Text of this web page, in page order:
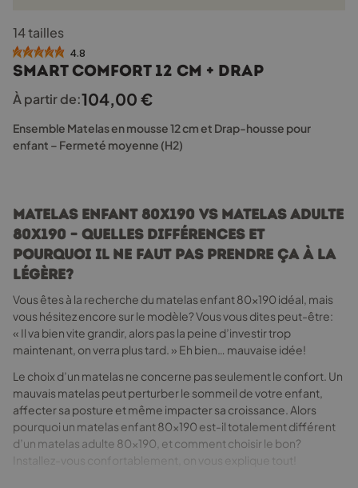
produit
a
plusieurs
Les
options
peuvent
être
la
page
du
produit
14 tailles
4.8
Smart Comfort 12 cm + drap
À partir de:104,00 €
Ensemble Matelas en mousse 12 cm et Drap-housse pour
enfant – Fermeté moyenne (H2)
Matelas enfant 80x190 vs matelas adulte
80x190 – quelles différences et
pourquoi il ne faut pas prendre ça à la
légère?
Vous êtes à la recherche du matelas enfant 80x190 idéal, mais
vous hésitez encore sur le modèle? Vous vous dites peut-être:
« Il va bien vite grandir, alors pas la peine d’investir trop
maintenant, on verra plus tard. » Eh bien… mauvaise idée!
Le choix d’un matelas ne concerne pas seulement le confort. Un
mauvais matelas peut perturber le sommeil de votre enfant,
affecter sa posture et même impacter sa croissance. Alors
pourquoi un matelas enfant 80x190 est-il totalement différent
d’un matelas adulte 80x190, et comment choisir le bon?
Installez-vous confortablement, on vous explique tout!